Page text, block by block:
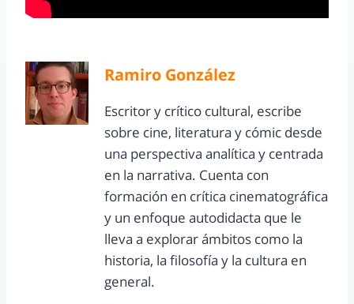
Ramiro González
Escritor y crítico cultural, escribe
sobre cine, literatura y cómic desde
una perspectiva analítica y centrada
en la narrativa. Cuenta con
formación en crítica cinematográfica
y un enfoque autodidacta que le
lleva a explorar ámbitos como la
historia, la filosofía y la cultura en
general.